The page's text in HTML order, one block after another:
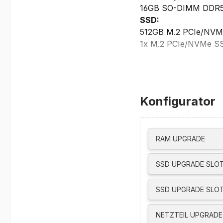
16GB SO-DIMM
SSD:
512GB M.2 PCIe/
1x M.2 PCIe/NVMe
16,0” Display,
45% NTSC Color
AMD Radeon 740M
max. externe
HDMI / USB-C
USB4 supports up to
unterstützt bis zu
Netzwerk/
integrierte 1080p +
Wi-Fi 6E, 802.11ax 2x2
Bluetooth 5.3
Gigabit Ethernet,
Konfigurator
RAM UPGRADE
SSD UPGRADE
SSD UPGRADE
NETZTEIL